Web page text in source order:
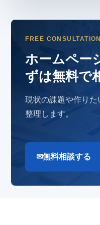
FREE CONSULTATION
ホームペー
ずは無料で
現状の課題や作り
整理します。
無料相談する